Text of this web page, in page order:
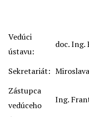
Vedúci
ústavu:
doc. Ing.
Sekretariát:
Zástupca
vedúceho
Ing.